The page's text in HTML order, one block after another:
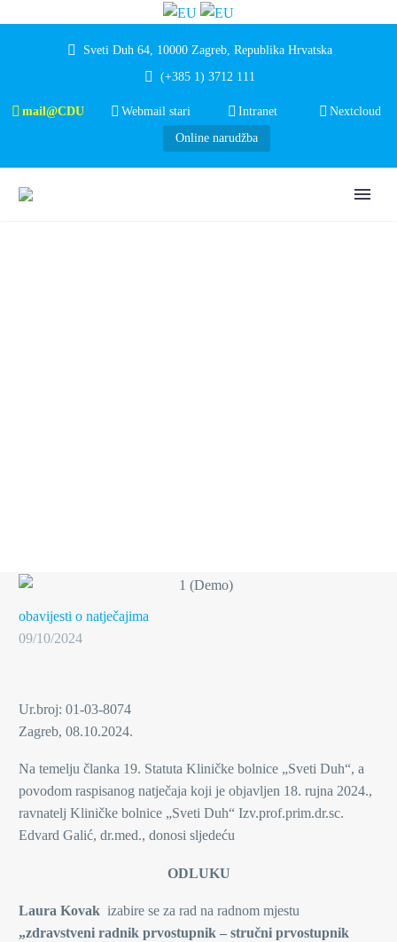
Sveti Duh 64, 10000 Zagreb, Republika Hrvatska
(+385 1) 3712 111
mail@CDU Webmail stari Intranet
Nextcloud
Online narudžba
obavijesti o natječajima
09/10/2024
Ur.broj: 01-03-8074
Zagreb, 08.10.2024.
Na temelju članka 19. Statuta Kliničke bolnice „Sveti Duh“, a
povodom raspisanog natječaja koji je objavljen 18. rujna 2024.,
ravnatelj Kliničke bolnice „Sveti Duh“ Izv.prof.prim.dr.sc.
Edvard Galić, dr.med., donosi sljedeću
ODLUKU
Laura Kovak izabire se za rad na radnom mjestu
„zdravstveni radnik prvostupnik – stručni prvostupnik